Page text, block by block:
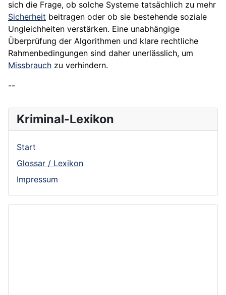
sich die Frage, ob solche Systeme tatsächlich zu mehr
Sicherheit beitragen oder ob sie bestehende soziale
Ungleichheiten verstärken. Eine unabhängige
Überprüfung der Algorithmen und klare rechtliche
Rahmenbedingungen sind daher unerlässlich, um
Missbrauch zu verhindern.
--
Kriminal-Lexikon
Start
Glossar / Lexikon
Impressum